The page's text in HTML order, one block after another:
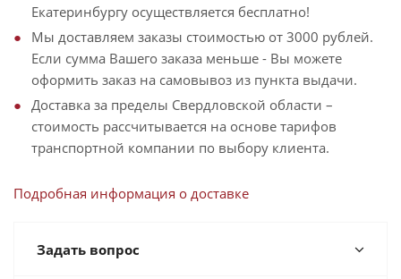
Екатеринбургу осуществляется бесплатно!
Мы доставляем заказы стоимостью от 3000 рублей.
Если сумма Вашего заказа меньше - Вы можете
оформить заказ на самовывоз из пункта выдачи.
Доставка за пределы Свердловской области –
стоимость рассчитывается на основе тарифов
транспортной компании по выбору клиента.
Подробная информация о доставке
Задать вопрос